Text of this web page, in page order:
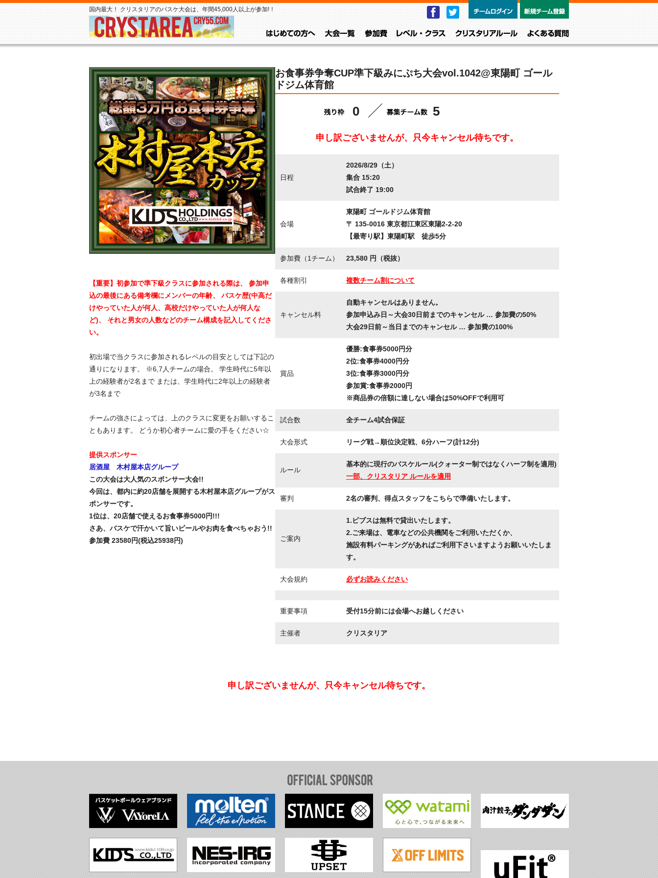
国内最大！ クリスタリアのバスケ大会は、年間45,000人以上が参加!！ FacebookTwitter
はじめての方へ
大会一覧参加費 レベル・クラス
【重要】初参加で準下級クラスに参加される際は、 参加申
込の最後にある備考欄にメンバーの年齢、 バスケ歴(中高だ
けやっていた人が何人、高校だけやっていた人が何人な
ど)、 それと男女の人数などのチーム構成を記入してくださ
い。
初出場で当クラスに参加されるレベルの目安としては下記の
通りになります。 ※6,7人チームの場合。 学生時代に5年以
上の経験者が2名まで または、学生時代に2年以上の経験者
が3名まで
チームの強さによっては、上のクラスに変更をお願いするこ
ともあります。 どうか初心者チームに愛の手をください☆
提供スポンサー
居酒屋 木村屋本店グループ
この大会は大人気のスポンサー大会!!
今回は、都内に約20店舗を展開する木村屋本店グループがス
ポンサーです。
1位は、20店舗で使えるお食事券5000円!!!
さあ、バスケで汗かいて旨いビールやお肉を食べちゃおう!!
参加費 23580円(税込25938円)
お食事券争奪CUP準下級みにぷち大会vol.1042@東陽町 ゴール
ドジム体育館
0 5
申し訳ございませんが、只今キャンセル待ちです。
日程
2026/8/29（土）
集合 15:20
試合終了 19:00
会場
東陽町 ゴールドジム体育館
〒 135-0016 東京都江東区東陽2-2-20
【最寄り駅】東陽町駅 徒歩5分
参加費（1チーム） 23,580 円（税抜）
各種割引 複数チーム割について
キャンセル料
自動キャンセルはありません。
参加申込み日～大会30日前までのキャンセル … 参加費の50%
大会29日前～当日までのキャンセル … 参加費の100%
賞品
優勝:食事券5000円分
2位:食事券4000円分
3位:食事券3000円分
参加賞:食事券2000円
※商品券の倍額に達しない場合は50%OFFで利用可
試合数 全チーム4試合保証
大会形式 リーグ戦→順位決定戦、6分ハーフ(計12分)
ルール
基本的に現行のバスケルール(クォーター制ではなくハーフ制を適用)
一部、クリスタリア ルールを適用
審判 2名の審判、得点スタッフをこちらで準備いたします。
ご案内
1.ビブスは無料で貸出いたします。
2.ご来場は、電車などの公共機関をご利用いただくか、
施設有料パーキングがあればご利用下さいますようお願いいたしま
す。
大会規約 必ずお読みください
重要事項 受付15分前には会場へお越しください
主催者 クリスタリア
申し訳ございませんが、只今キャンセル待ちです。